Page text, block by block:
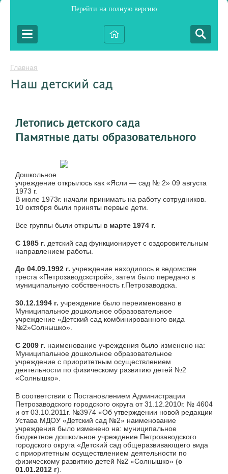
Перейти на полную версию
Главная
Наш детский сад
Летопись детского сада
Памятные даты образовательного
Дошкольное
учреждение открылось как «Ясли — сад № 2» 09 августа
1973 г.
В июле 1973г. начали принимать на работу сотрудников.
10 октября были приняты первые дети.
Все группы были открыты в марте 1974 г.
С 1985 г. детский сад функционирует с оздоровительным
направлением работы.
До 04.09.1992 г. учреждение находилось в ведомстве
треста «Петрозаводскстрой», затем было передано в
муниципальную собственность г.Петрозаводска.
30.12.1994 г. учреждение было переименовано в
Муниципальное дошкольное образовательное
учреждение «Детский сад комбинированного вида
№2»Солнышко».
С 2009 г. наименование учреждения было изменено на:
Муниципальное дошкольное образовательное
учреждение с приоритетным осуществлением
деятельности по физическому развитию детей №2
«Солнышко».
В соответствии с Постановлением Администрации
Петрозаводского городского округа от 31.12.2010г. № 4604
и от 03.10.2011г. №3974 «Об утверждении новой редакции
Устава МДОУ «Детский сад №2» наименование
учреждения было изменено на: муниципальное
бюджетное дошкольное учреждение Петрозаводского
городского округа «Детский сад общеразвивающего вида
с приоритетным осуществлением деятельности по
физическому развитию детей №2 «Солнышко» (с
01.01.2012 г).